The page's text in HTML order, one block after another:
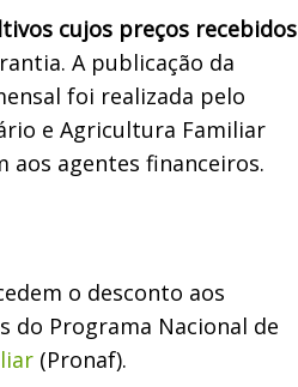
cujos preços recebidos
A publicação da
foi realizada pelo
e Agricultura Familiar
aos agentes financeiros.
o desconto aos
do Programa Nacional de
(Pronaf).